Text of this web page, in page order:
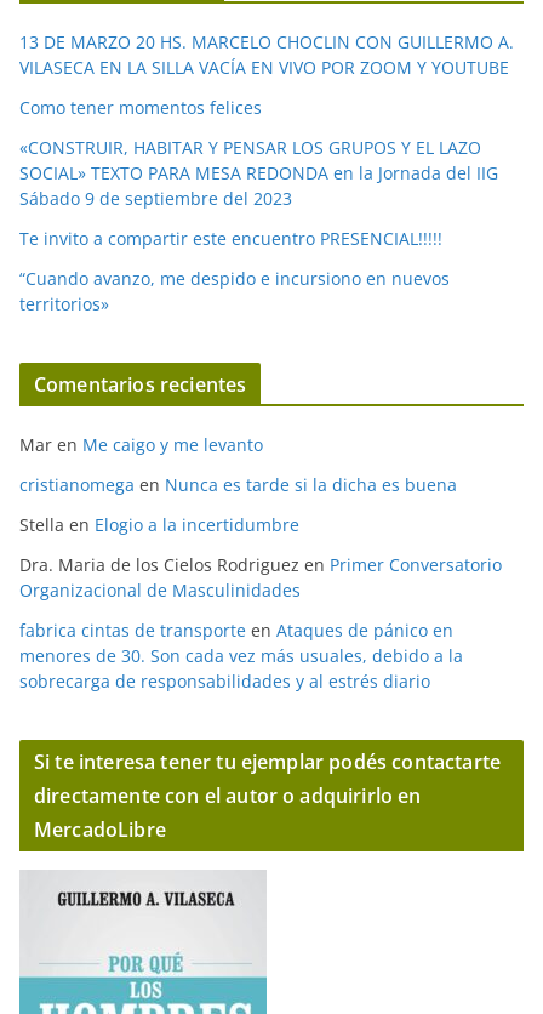
o
13 DE MARZO 20 HS. MARCELO CHOCLIN CON GUILLERMO A.
VILASECA EN LA SILLA VACÍA EN VIVO POR ZOOM Y YOUTUBE
Como tener momentos felices
«CONSTRUIR, HABITAR Y PENSAR LOS GRUPOS Y EL LAZO
SOCIAL» TEXTO PARA MESA REDONDA en la Jornada del IIG
Sábado 9 de septiembre del 2023
Te invito a compartir este encuentro PRESENCIAL!!!!!
“Cuando avanzo, me despido e incursiono en nuevos
territorios»
Comentarios recientes
Mar en Me caigo y me levanto
cristianomega en Nunca es tarde si la dicha es buena
Stella en Elogio a la incertidumbre
Dra. Maria de los Cielos Rodriguez en Primer Conversatorio
Organizacional de Masculinidades
fabrica cintas de transporte en Ataques de pánico en
menores de 30. Son cada vez más usuales, debido a la
sobrecarga de responsabilidades y al estrés diario
Si te interesa tener tu ejemplar podés contactarte
directamente con el autor o adquirirlo en
MercadoLibre